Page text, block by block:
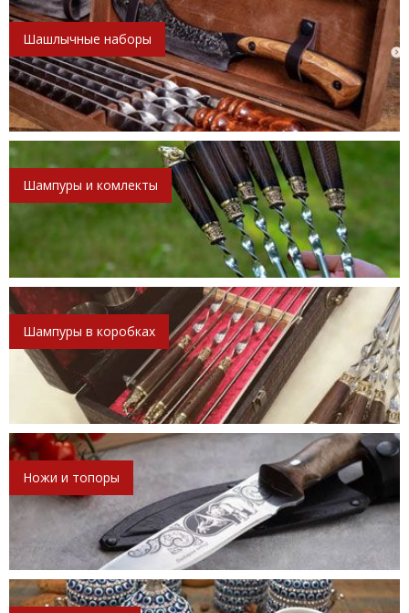
Шашлычные наборы
Шампуры и комлекты
Шампуры в коробках
Ножи и топоры